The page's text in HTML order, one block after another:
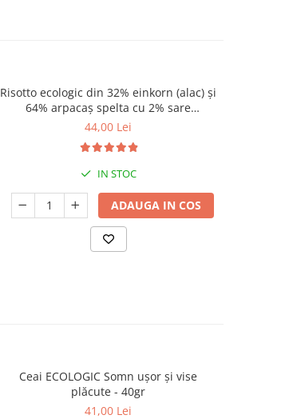
Risotto ecologic din 32% einkorn (alac) și
64% arpacaș spelta cu 2% sare
românească cu flori | 750g
44,00 Lei
IN STOC
ADAUGA IN COS
Ceai ECOLOGIC Somn ușor și vise
plăcute - 40gr
41,00 Lei